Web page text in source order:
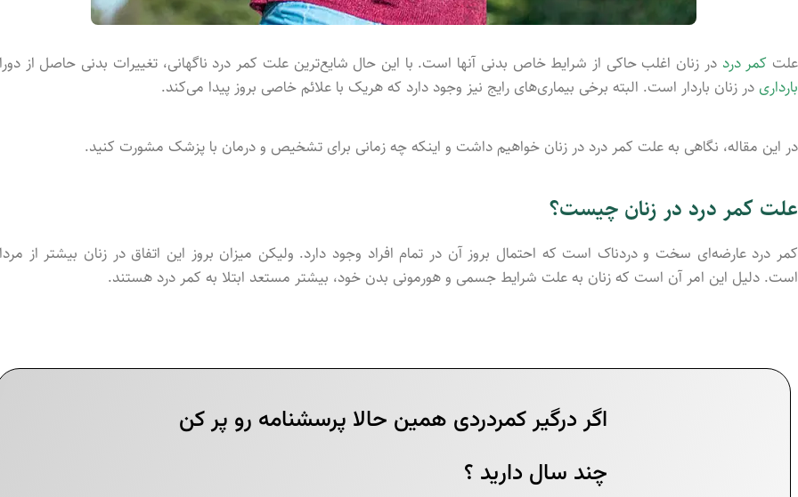
علت کمر درد در زنان اغلب حاکی از شرایط خاص بدنی آنها است. با این حال شایع‌ترین علت کمر درد ناگهانی، تغییرات بدنی حاصل از
بارداری در زنان باردار است. البته برخی بیماری‌های رایج نیز وجود دارد که هریک با علائم خاصی بروز پیدا می‌کند.
در این مقاله، نگاهی به علت کمر درد در زنان خواهیم داشت و اینکه چه زمانی برای تشخیص و درمان با پزشک مشورت کنید.
علت کمر درد در زنان چیست؟
کمر درد عارضه‌ای سخت و دردناک است که احتمال بروز آن در تمام افراد وجود دارد. ولیکن میزان بروز این اتفاق در زنان بیشتر از
است. دلیل این امر آن است که زنان به علت شرایط جسمی و هورمونی بدن خود، بیشتر مستعد ابتلا به کمر درد هستند.